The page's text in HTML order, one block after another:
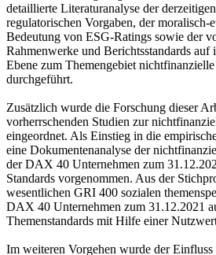
Um die Forschungsfrage zu beantworten,
detaillierte Literaturanalyse der
regulatorischen Vorgaben, der moralisch-
Bedeutung von ESG-Ratings sowie der
Rahmenwerke und Berichtsstandards auf
Ebene zum Themengebiet nichtfinanzielle
Zusätzlich wurde die Forschung dieser
vorherrschenden Studien zur
eingeordnet. Als Einstieg in die
eine Dokumentenanalyse der
der DAX 40 Unternehmen zum
Standards vorgenommen. Aus der
wesentlichen GRI 400 sozialen
DAX 40 Unternehmen zum 31.12.2021